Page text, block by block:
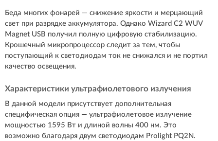
Беда многих фонарей — снижение яркости и мерцающий
свет при разрядке аккумулятора. Однако Wizard С2 WUV
Magnet USB получил полную цифровую стабилизацию.
Крошечный микропроцессор следит за тем, чтобы
поступающий к светодиодам ток не снижался и не портил
качество освещения.
Характеристики ультрафиолетового излучения
В данной модели присутствует дополнительная
специфическая опция — ультрафиолетовое излучение
мощностью 1595 Вт и длиной волны 400 нм. Это
возможно благодаря двум светодиодам Prolight PQ2N.